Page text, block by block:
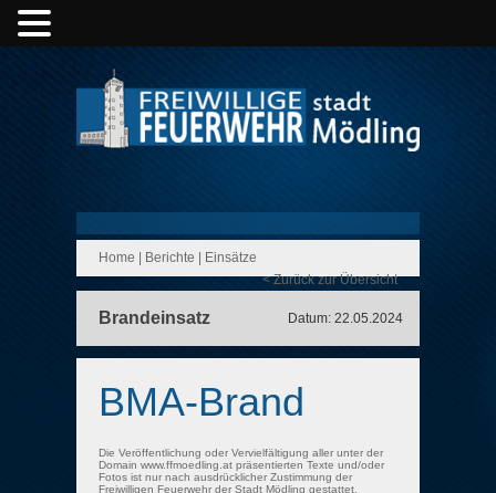
Home Berichte
Einsätze
< Zurück zur Übersicht
Brandeinsatz Datum: 22.05.2024
BMA-Brand
Die Veröffentlichung oder Vervielfältigung aller unter der
Domain www.ffmoedling.at präsentierten Texte und/oder
Fotos ist nur nach ausdrücklicher Zustimmung der
Freiwilligen Feuerwehr der Stadt Mödling gestattet.